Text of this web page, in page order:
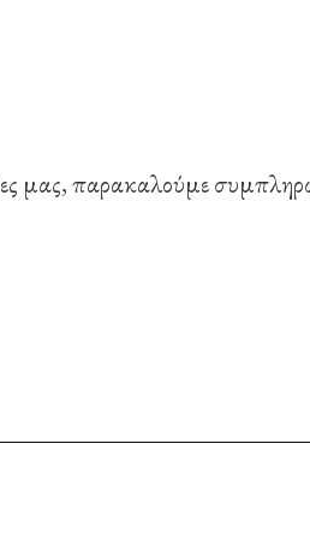
μας, παρακαλούμε